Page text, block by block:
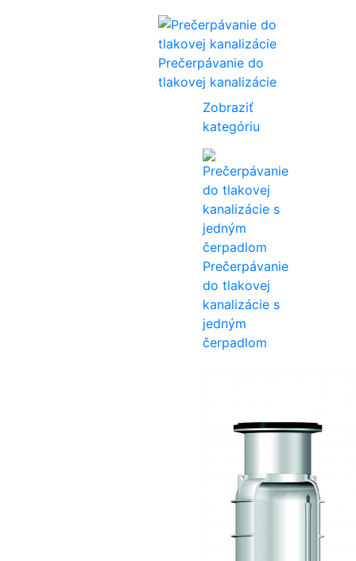
Prečerpávanie do
tlakovej kanalizácie
Zobraziť
kategóriu
Prečerpávanie
do tlakovej
kanalizácie s
jedným
čerpadlom